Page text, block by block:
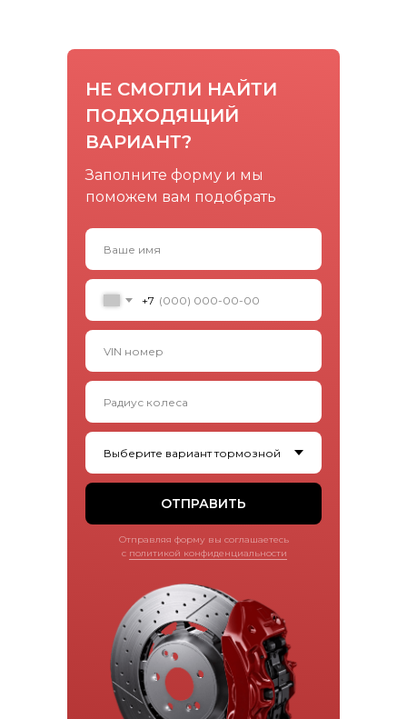
НЕ СМОГЛИ НАЙТИ
ПОДХОДЯЩИЙ
ВАРИАНТ?
Заполните форму и мы
поможем вам подобрать
+7
ОТПРАВИТЬ
Отправляя форму вы соглашаетесь
с политикой конфиденциальности